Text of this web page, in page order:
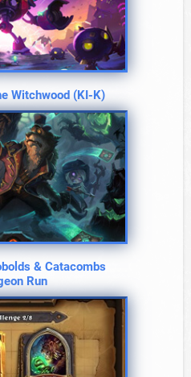
Witchwood (KI-K)
& Catacombs
Run